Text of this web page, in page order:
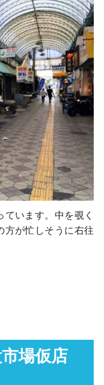
います。中を覗く
方が忙しそうに右往
場仮店